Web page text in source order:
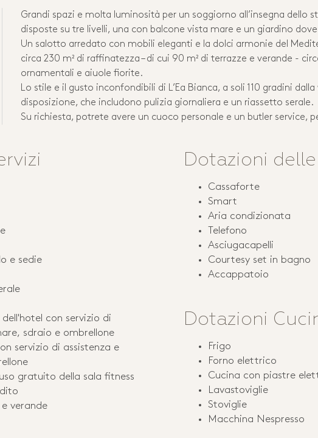
Grandi spazi e molta luminosità per un soggiorno all’insegna dello
disposte su tre livelli, una con balcone vista mare e un giardino
Un salotto arredato con mobili eleganti e la dolci armonie del
circa 230 m² di raffinatezza – di cui 90 m² di terrazze e verande -
ornamentali e aiuole fiorite.
Lo stile e il gusto inconfondibili di L’Ea Bianca, a soli 110 gradini
disposizione, che includono pulizia giornaliera e un riassetto serale.
Su richiesta, potrete avere un cuoco personale e un butler service,
e sedie
con servizio di
sdraio e ombrellone
servizio di assistenza e
gratuito della sala fitness
verande
Dotazioni
Cassaforte
Smart
Aria condizionata
Telefono
Asciugacapelli
Courtesy set in bagno
Accappatoio
Dotazioni
Frigo
Forno elettrico
Cucina con piastre
Lavastoviglie
Stoviglie
Macchina Nespresso